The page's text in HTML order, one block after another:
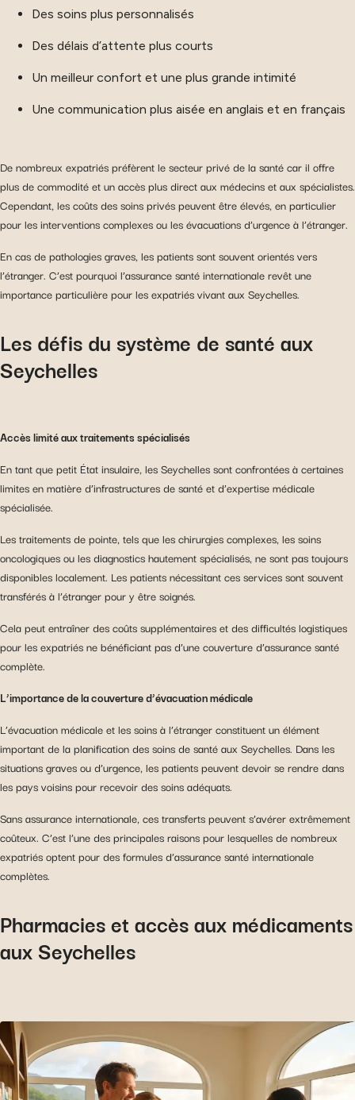
Des soins plus personnalisés
Des délais d’attente plus courts
Un meilleur confort et une plus grande intimité
Une communication plus aisée en anglais et en français
De nombreux expatriés préfèrent le secteur privé de la santé car il offre
plus de commodité et un accès plus direct aux médecins et aux spécialistes.
Cependant, les coûts des soins privés peuvent être élevés, en particulier
pour les interventions complexes ou les évacuations d’urgence à l’étranger.
En cas de pathologies graves, les patients sont souvent orientés vers
l’étranger. C’est pourquoi l’assurance santé internationale revêt une
importance particulière pour les expatriés vivant aux Seychelles.
Les défis du système de santé aux
Seychelles
Accès limité aux traitements spécialisés
En tant que petit État insulaire, les Seychelles sont confrontées à certaines
limites en matière d’infrastructures de santé et d’expertise médicale
spécialisée.
Les traitements de pointe, tels que les chirurgies complexes, les soins
oncologiques ou les diagnostics hautement spécialisés, ne sont pas toujours
disponibles localement. Les patients nécessitant ces services sont souvent
transférés à l’étranger pour y être soignés.
Cela peut entraîner des coûts supplémentaires et des difficultés logistiques
pour les expatriés ne bénéficiant pas d’une couverture d’assurance santé
complète.
L’importance de la couverture d’évacuation médicale
L’évacuation médicale et les soins à l’étranger constituent un élément
important de la planification des soins de santé aux Seychelles. Dans les
situations graves ou d’urgence, les patients peuvent devoir se rendre dans
les pays voisins pour recevoir des soins adéquats.
Sans assurance internationale, ces transferts peuvent s’avérer extrêmement
coûteux. C’est l’une des principales raisons pour lesquelles de nombreux
expatriés optent pour des formules d’assurance santé internationale
complètes.
Pharmacies et accès aux médicaments
aux Seychelles